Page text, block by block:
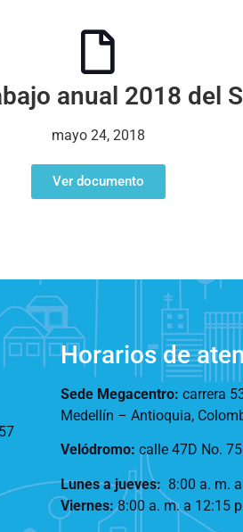
anual 2018 del
mayo 24, 2018
Ver documento
Horarios de
Sede Megacentro: carrera
Medellín – Antioquia,
Velódromo: calle 47D No.
Lunes a jueves: 8:00 a. m.
Viernes:8:00 a. m. a 12:15